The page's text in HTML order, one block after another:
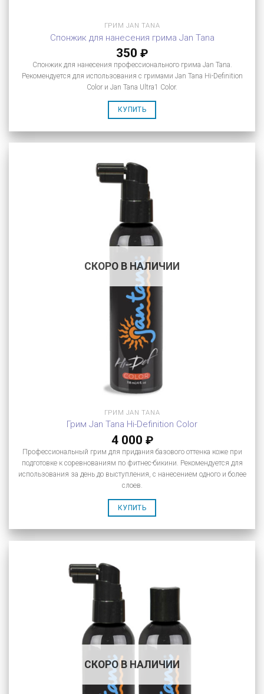
ГРИМ JAN TANA
Спонжик для нанесения грима Jan Tana
350 ₽
Спонжик для нанесения профессионального грима Jan Tana.
Рекомендуется для использования с гримами Jan Tana Hi-Definition
Color и Jan Tana Ultra1 Color.
КУПИТЬ
СКОРО В НАЛИЧИИ
ГРИМ JAN TANA
Грим Jan Tana Hi-Definition Color
4 000 ₽
Профессиональный грим для придания базового оттенка коже при
подготовке к соревнованиям по фитнес-бикини. Рекомендуется для
использования за день до выступления, с нанесением одного и более
слоев.
КУПИТЬ
СКОРО В НАЛИЧИИ